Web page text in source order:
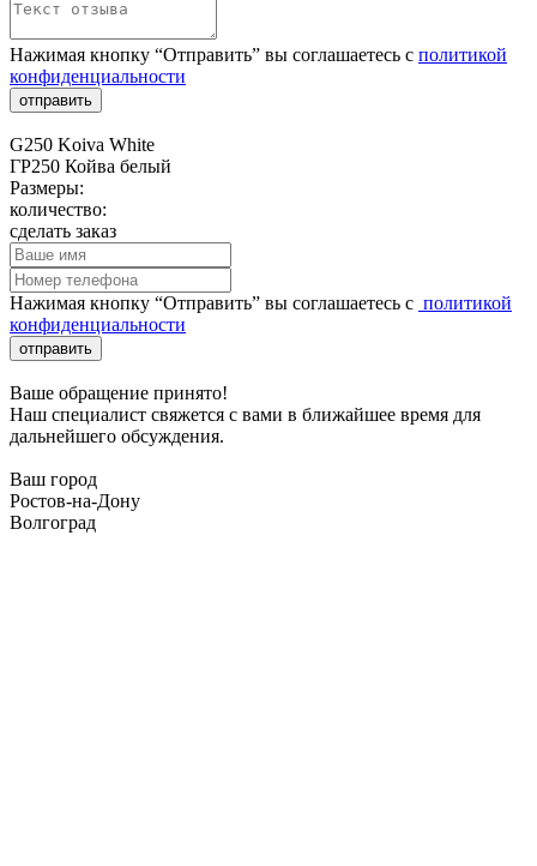
Нажимая кнопку “Отправить” вы соглашаетесь с политикой
конфиденциальности
отправить
G250 Koiva White
ГР250 Койва белый
Размеры:
количество:
сделать заказ
Нажимая кнопку “Отправить” вы соглашаетесь с политикой
конфиденциальности
отправить
Ваше обращение принято!
Наш специалист свяжется с вами в ближайшее время для
дальнейшего обсуждения.
Ваш город
Ростов-на-Дону
Волгоград